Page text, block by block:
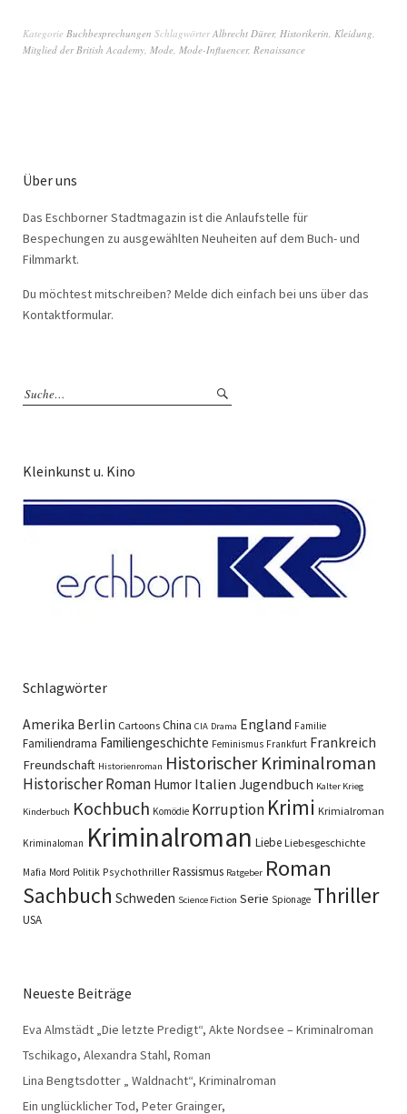
Kategorie Buchbesprechungen SchlagwörterAlbrecht Dürer, Historikerin, Kleidung,
Mitglied der British Academy, Mode, Mode-Influencer, Renaissance
Über uns
Das Eschborner Stadtmagazin ist die Anlaufstelle für
Bespechungen zu ausgewählten Neuheiten auf dem Buch- und
Filmmarkt.
Du möchtest mitschreiben? Melde dich einfach bei uns über das
Kontaktformular.
Kleinkunst u. Kino
Schlagwörter
Amerika Berlin Cartoons China CIA Drama England Familie
Familiendrama Familiengeschichte Feminismus Frankfurt Frankreich
Freundschaft Historienroman Historischer Kriminalroman
Historischer Roman Humor Italien Jugendbuch Kalter Krieg
Kinderbuch Kochbuch Komödie Korruption Krimi Krimialroman
Kriminaloman Kriminalroman Liebe Liebesgeschichte
Mafia Mord Politik Psychothriller Rassismus Ratgeber Roman
Sachbuch Schweden Science Fiction Serie Spionage Thriller
USA
Neueste Beiträge
Eva Almstädt „Die letzte Predigt“, Akte Nordsee – Kriminalroman
Tschikago, Alexandra Stahl, Roman
Lina Bengtsdotter „ Waldnacht“, Kriminalroman
Ein unglücklicher Tod, Peter Grainger,